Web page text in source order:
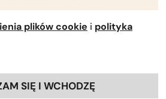
plików cookie i polityka
SIĘ I WCHODZĘ